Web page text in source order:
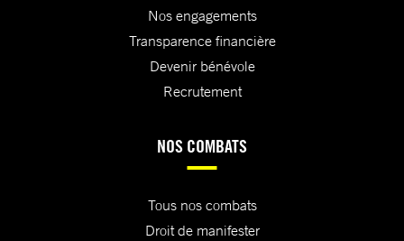
Nos engagements
Transparence financière
Devenir bénévole
Recrutement
NOS COMBATS
Tous nos combats
Droit de manifester